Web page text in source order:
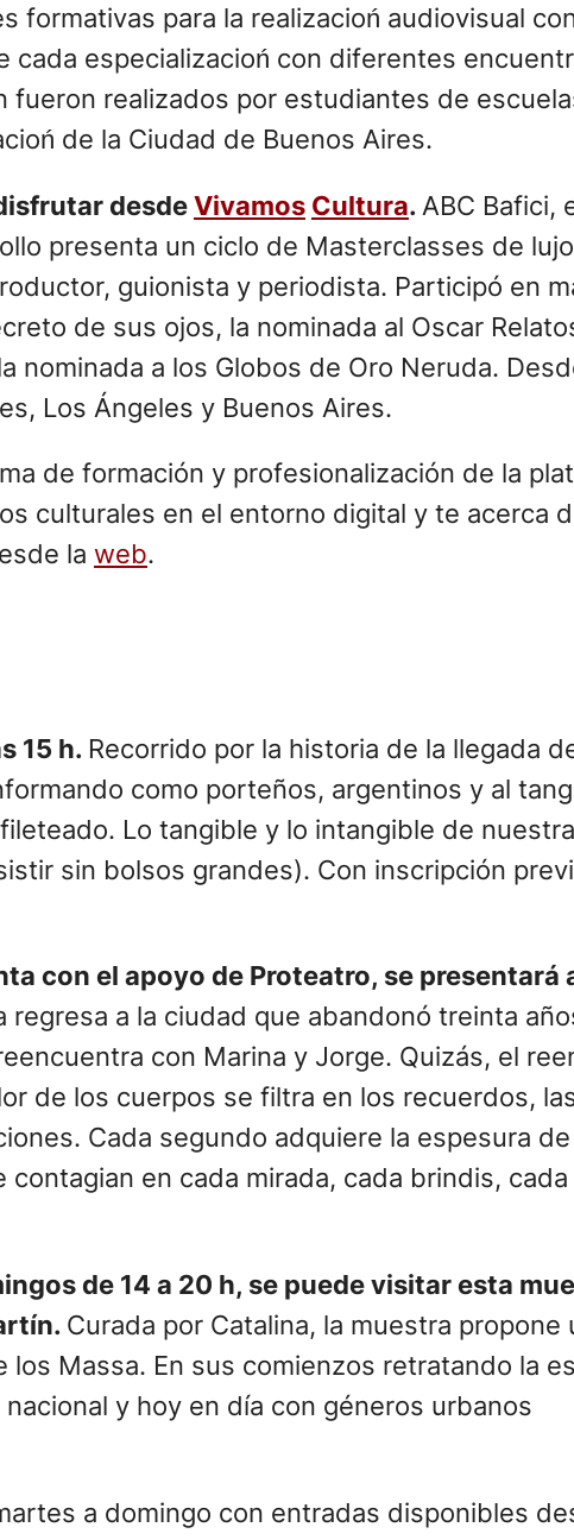
para la realizacioń audiovisual
especializacioń con diferentes
realizados por estudiantes de
de la Ciudad de Buenos Aires.
desdeVivamos Cultura. ABC Bafici,
presenta un ciclo de Masterclasses de
guionista y periodista. Participó en
de sus ojos, la nominada al Oscar
nominada a los Globos de Oro Neruda.
Los Ángeles y Buenos Aires.
de formación y profesionalización de la
culturales en el entorno digital y te acerca
la web.
15 h. Recorrido por la historia de la llegada
como porteños, argentinos y al
Lo tangible y lo intangible de
sin bolsos grandes). Con inscripción
con el apoyo de Proteatro, se presentará
regresa a la ciudad que abandonó treinta
con Marina y Jorge. Quizás, el
de los cuerpos se filtra en los recuerdos,
Cada segundo adquiere la espesura de
en cada mirada, cada brindis, cada
de 14 a 20 h, se puede visitar esta
Curada por Catalina, la muestra propone
Massa. En sus comienzos retratando la
y hoy en día con géneros urbanos
a domingo con entradas disponibles